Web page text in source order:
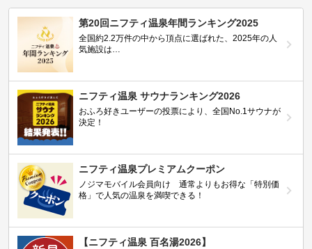
第20回ニフティ温泉年間ランキング2025
全国約2.2万件の中から頂点に選ばれた、2025年の人
気施設は…
ニフティ温泉 サウナランキング2026
おふろ好きユーザーの投票により、全国No.1サウナが
決定！
ニフティ温泉プレミアムクーポン
ノジマモバイル会員向け 通常よりもお得な「特別価
格」で人気の温泉を満喫できる！
【ニフティ温泉 百名湯2026】